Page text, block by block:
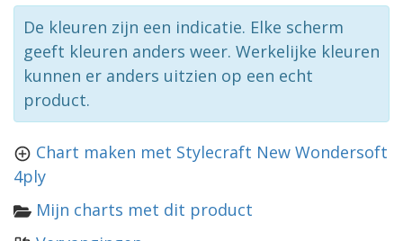
De kleuren zijn een indicatie. Elke scherm
geeft kleuren anders weer. Werkelijke kleuren
kunnen er anders uitzien op een echt
product.
Chart maken met Stylecraft New Wondersoft
4ply
Mijn charts met dit product